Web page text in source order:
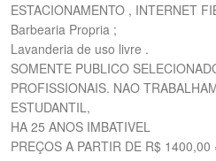
ESTACIONAMENTO , INTERNET
Barbearia Propria ;
Lavanderia de uso livre .
SOMENTE PUBLICO
PROFISSIONAIS. NAO
ESTUDANTIL,
HA 25 ANOS IMBATIVEL
PREÇOS A PARTIR DE R$